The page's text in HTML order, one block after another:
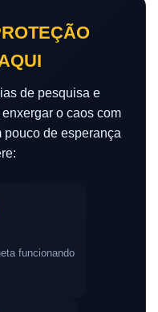
de pesquisa e
o caos com
de esperança
funcionando